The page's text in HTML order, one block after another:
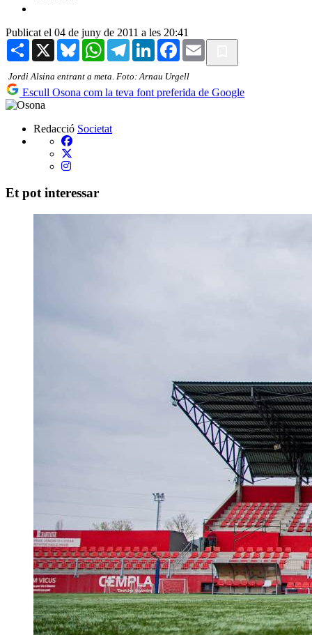
Publicat el 04 de juny de 2011 a les 20:41
Share X BlueskyWhatsAppTelegramLinkedInFacebook
Email
Jordi Alsina entrant a meta. Foto: Arnau Urgell
Escull Osona com la teva font preferida de Google
Redacció Societat
Et pot interessar